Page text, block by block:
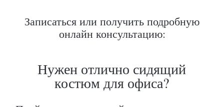
Записаться или получить подробную
онлайн консультацию:
Какую ткань выбрать?
Какой фасон подойдет именно вам?
Как должен сидеть правильно пошитый
индивидуальность?
Ответим на все вопросы в удобном